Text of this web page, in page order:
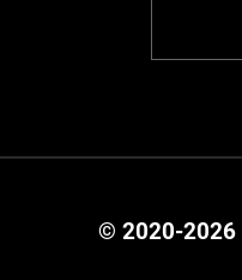
© 2020-2026